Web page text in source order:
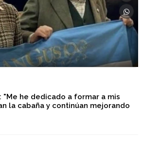
"Me he dedicado a formar a mis
la cabaña y continúan mejorando